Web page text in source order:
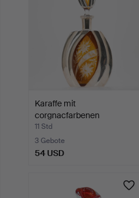
Karaffe mit
corgnacfarbenen
Überfang und S…
11 Std
3 Gebote
54 USD